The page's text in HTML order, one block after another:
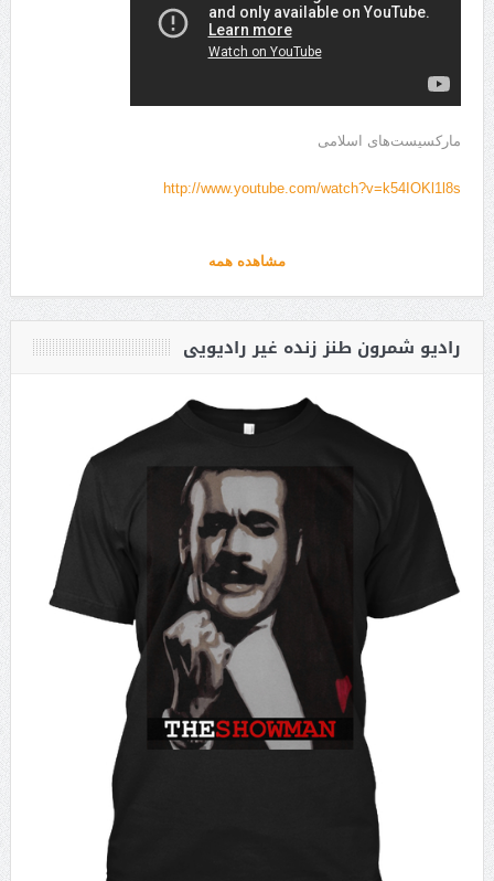
مارکسیست‌های اسلامی
http://www.youtube.com/watch?v=k54IOKl1l8s
مشاهده همه
رادیو شمرون طنز زنده غیر رادیویی